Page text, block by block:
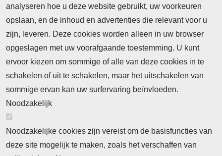
analyseren hoe u deze website gebruikt, uw voorkeuren
opslaan, en de inhoud en advertenties die relevant voor u
zijn, leveren. Deze cookies worden alleen in uw browser
opgeslagen met uw voorafgaande toestemming. U kunt
ervoor kiezen om sommige of alle van deze cookies in te
schakelen of uit te schakelen, maar het uitschakelen van
sommige ervan kan uw surfervaring beïnvloeden.
Noodzakelijk
Noodzakelijke cookies zijn vereist om de basisfuncties van
deze site mogelijk te maken, zoals het verschaffen van
Nieuws
Neem contact op
Algemene Leveringsvoorwaarden
Cookieverklaring
Privacyverklaring